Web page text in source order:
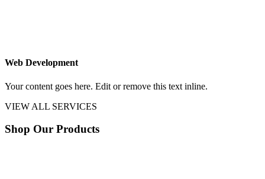
Web Development
Your content goes here. Edit or remove this text inline.
VIEW ALL SERVICES
Shop Our Products